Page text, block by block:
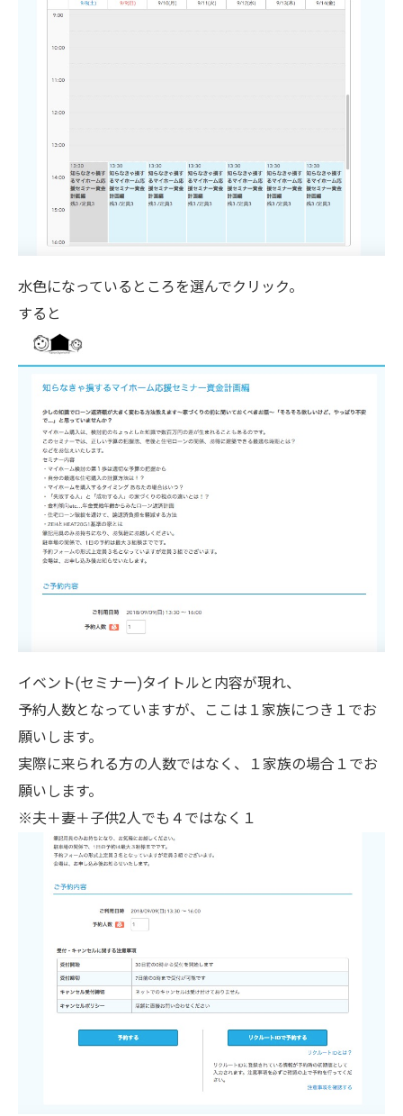
水色になっているところを選んでクリック。
すると
イベント(セミナー)タイトルと内容が現れ、
予約人数となっていますが、ここは１家族につき１でお
願いします。
実際に来られる方の人数ではなく、１家族の場合１でお
願いします。
※夫＋妻＋子供2人でも４ではなく１